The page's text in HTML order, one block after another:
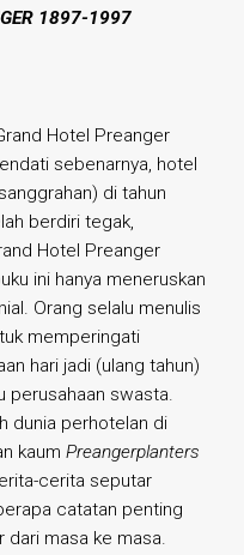
1897-1997
Hotel Preanger
sebenarnya, hotel
di tahun
berdiri tegak,
Hotel Preanger
ini hanya meneruskan
Orang selalu menulis
memperingati
hari jadi (ulang tahun)
perusahaan swasta.
dunia perhotelan di
kaum Preangerplanters
cerita seputar
catatan penting
dari masa ke masa.